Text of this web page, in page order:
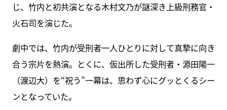
じ、竹内と初共演となる木村文乃が謎深き上級刑務官・
火石司を演じた。
劇中では、竹内が受刑者一人ひとりに対して真摯に向き
合う宗片を熱演。とくに、仮出所した受刑者・源田陽一
（渡辺大）を“祝う”一幕は、思わず心にグッとくるシー
ンとなっていた。